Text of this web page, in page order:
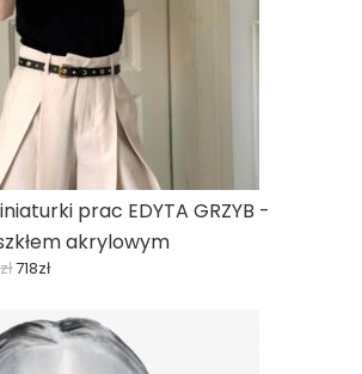
prac EDYTA GRZYB -
akrylowym
zł718zł